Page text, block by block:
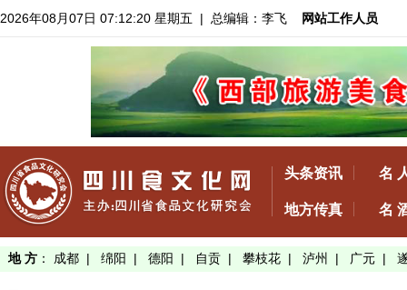
2026年08月07日 07:12:21 星期五 | 总编辑：李飞 网站工作人员
头条资讯 名
地方传真 名
地 方 ： 成都 | 绵阳 | 德阳 | 自贡 | 攀枝花 | 泸州 | 广元 |